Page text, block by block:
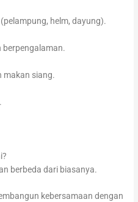
helm, dayung).
makan siang.
berbeda dari biasanya.
kebersamaan dengan